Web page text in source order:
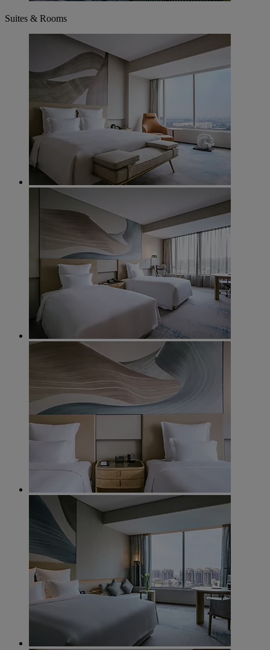
Suites & Rooms